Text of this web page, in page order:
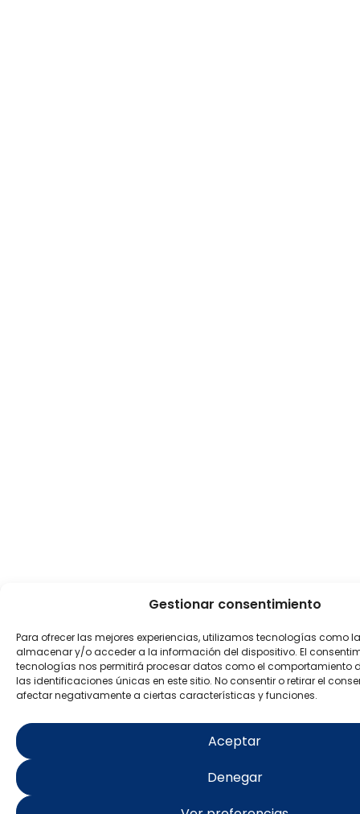
Gestionar consentimiento
Para ofrecer las mejores experiencias, utilizamos tecnologías como
almacenar y/o acceder a la información del dispositivo. El
tecnologías nos permitirá procesar datos como el comportamiento
las identificaciones únicas en este sitio. No consentir o retirar el
afectar negativamente a ciertas características y funciones.
Aceptar
Denegar